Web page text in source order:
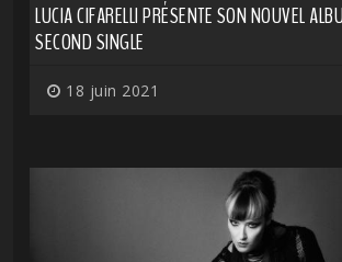
LUCIA CIFARELLI PRÉSENTE SON NOUVEL
SECOND SINGLE
18 juin 2021